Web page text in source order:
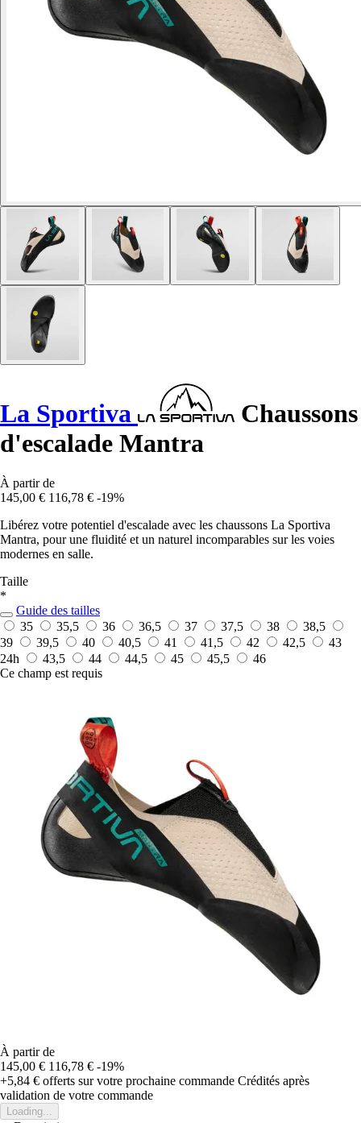
La Sportiva
Chaussons
d'escalade Mantra
À partir de
145,00 € 116,78 € -19%
Libérez votre potentiel d'escalade avec les chaussons La Sportiva
Mantra, pour une fluidité et un naturel incomparables sur les voies
modernes en salle.
Taille
*
Guide des tailles
35
35,5 36 36,5 37 37,5 38
38,5
39
39,5 40 40,5 41 41,5 42 42,5
43
24h
43,5 44 44,5 45 45,5
46
Ce champ est requis
À partir de
145,00 € 116,78 € -19%
+5,84 € offerts sur votre prochaine commande Crédités après
validation de votre commande
Loading...